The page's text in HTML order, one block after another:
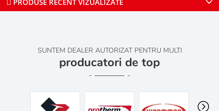
SUNTEM DEALER AUTORIZAT PENTRU MULTI
producatori de top